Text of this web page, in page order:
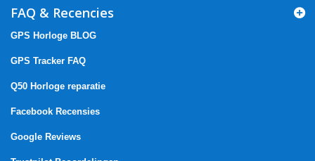
FAQ & Recencies
GPS Horloge BLOG
GPS Tracker FAQ
Q50 Horloge reparatie
Facebook Recensies
Google Reviews